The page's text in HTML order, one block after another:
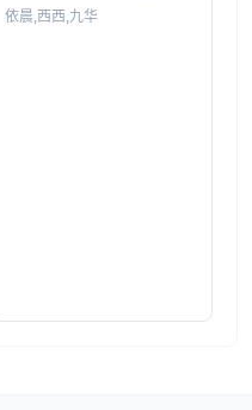
依晨,西西,九华